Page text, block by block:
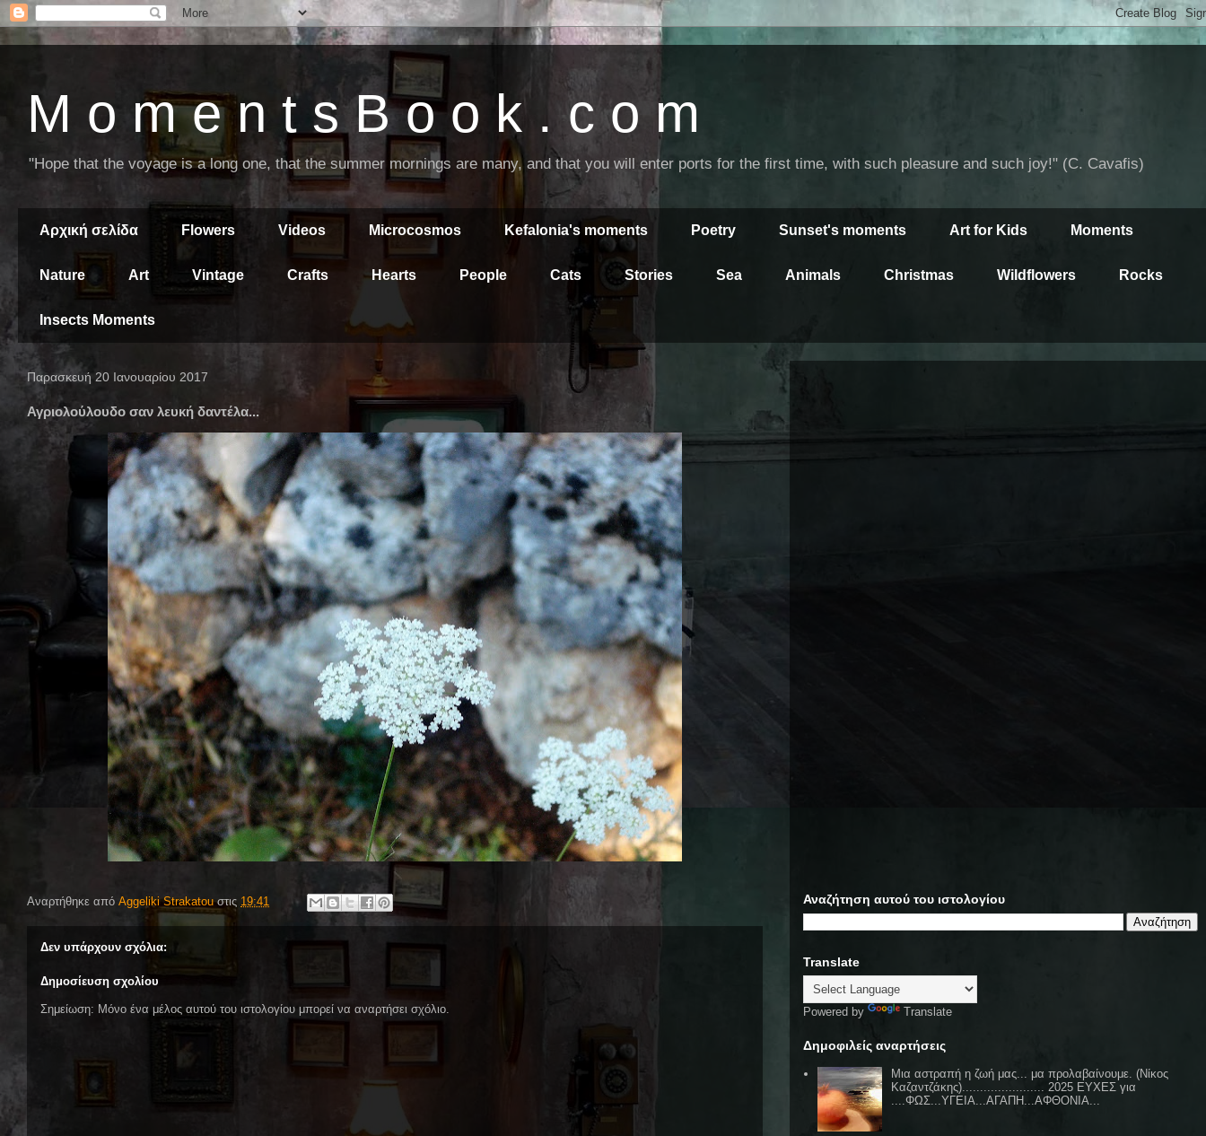
M o m e n t s B o o k . c o m
"Hope that the voyage is a long one, that the summer mornings are many, and that you will enter ports for the first time, with such pleasure and such joy!" (C. Cavafis)
Αρχική σελίδα Flowers Videos Microcosmos Kefalonia's moments Poetry Sunset's moments Art for Kids Moments
Nature Art Vintage Crafts Hearts People Cats Stories Sea Animals Christmas Wildflowers Rocks
Insects Moments
Παρασκευή 20 Ιανουαρίου 2017
Αγριολούλουδο σαν λευκή δαντέλα...
Αναρτήθηκε από Aggeliki Strakatou στις 19:41
Δεν υπάρχουν σχόλια:
Δημοσίευση σχολίου
Σημείωση: Μόνο ένα μέλος αυτού του ιστολογίου μπορεί να αναρτήσει σχόλιο.
Αναζήτηση αυτού του ιστολογίου
Translate
Powered by Translate
Δημοφιλείς αναρτήσεις
Μια αστραπή η ζωή μας... μα προλαβαίνουμε. (Νίκος
Καζαντζάκης)....................... 2025 ΕΥΧΕΣ για
....ΦΩΣ...ΥΓΕΙΑ...ΑΓΑΠΗ...ΑΦΘΟΝΙΑ...